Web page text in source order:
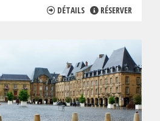
DÉTAILS RÉSERVER